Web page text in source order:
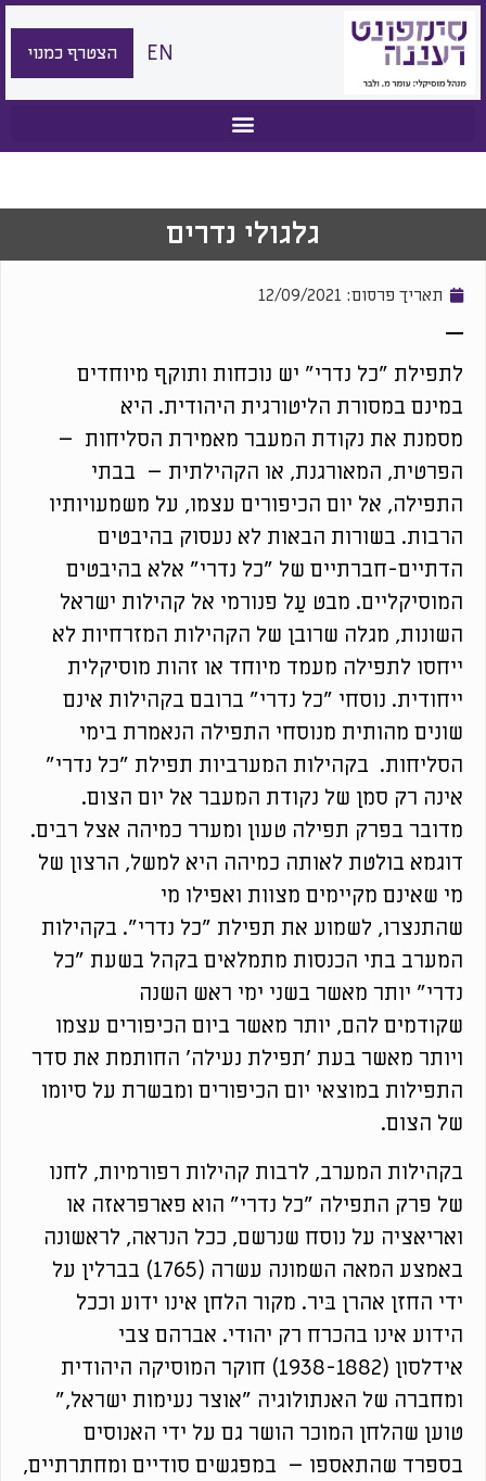
EN הצטרף כמנוי
גלגולי נדרים
תאריך פרסום: 12/09/2021
לתפילת "כל נדרי" יש נוכחות ותוקף מיוחדים
במינם במסורת הליטורגית היהודית. היא
מסמנת את נקודת המעבר מאמירת הסליחות –
הפרטית, המאורגנת, או הקהילתית – בבתי
התפילה, אל יום הכיפורים עצמו, על משמעויותיו
הרבות. בשורות הבאות לא נעסוק בהיבטים
הדתיים-חברתיים של "כל נדרי" אלא בהיבטים
המוסיקליים. מבט עַל פנורמי אל קהילות ישראל
השונות, מגלה שרובן של הקהילות המזרחיות לא
ייחסו לתפילה מעמד מיוחד או זהות מוסיקלית
ייחודית. נוסחי "כל נדרי" ברובם בקהילות אינם
שונים מהותית מנוסחי התפילה הנאמרת בימי
הסליחות. בקהילות המערביות תפילת "כל נדרי"
אינה רק סמן של נקודת המעבר אל יום הצום.
מדובר בפרק תפילה טעון ומערר כמיהה אצל רבים.
דוגמא בולטת לאותה כמיהה היא למשל, הרצון של
מי שאינם מקיימים מצוות ואפילו מי
שהתנצרו, לשמוע את תפילת "כל נדרי". בקהילות
המערב בתי הכנסות מתמלאים בקהל בשעת "כל
נדרי" יותר מאשר בשני ימי ראש השנה
שקודמים להם, יותר מאשר ביום הכיפורים עצמו
ויותר מאשר בעת 'תפילת נעילה' החותמת את סדר
התפילות במוצאי יום הכיפורים ומבשרת על סיומו
של הצום.
בקהילות המערב, לרבות קהילות רפורמיות, לחנו
של פרק התפילה "כל נדרי" הוא פארפראזה או
ואריאציה על נוסח שנרשם, ככל הנראה, לראשונה
באמצע המאה השמונה עשרה (1765) בברלין על
ידי החזן אהרן בּיר. מקור הלחן אינו ידוע וככל
הידוע אינו בהכרח רק יהודי. אברהם צבי
אידלסון (1938-1882) חוקר המוסיקה היהודית
ומחברה של האנתולוגיה "אוצר נעימות ישראל,"
טוען שהלחן המוכר הושר גם על ידי האנוסים
בספרד שהתאספו – במפגשים סודיים ומחתרתיים,